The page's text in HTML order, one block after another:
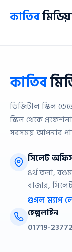
কাতিব
কাতিব
ডিজিটাল স্কিল
স্কিল থেকে
সবসময় আপনার
সিলেট
৪র্থ তলা,
বাজার,
গুগল ম্যাপ
হেল্পলাইন
01719-